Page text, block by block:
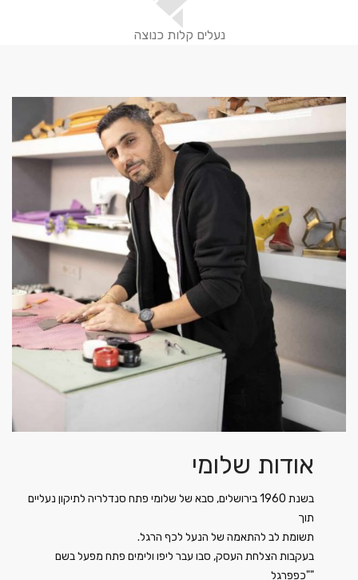
נעלים קלות כנוצה
אודות שלומי
בשנת 1960 בירושלים, סבא של שלומי פתח סנדלריה לתיקון נעליים
תוך
.תשומת לב להתאמה של הנעל לכף הרגל
בעקבות הצלחת העסק, סבו עבר ליפו ולימים פתח מפעל בשם
"כפפרגל"